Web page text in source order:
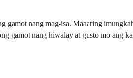
gamot nang mag-isa. Maaaring
gamot nang hiwalay at gusto mo ang